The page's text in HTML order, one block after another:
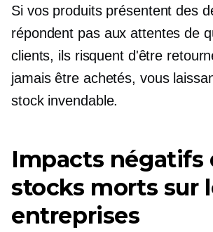
Si vos produits présentent des
répondent pas aux attentes de
clients, ils risquent d'être
jamais être achetés, vous
stock invendable.
Impacts négatifs
stocks morts sur
entreprises